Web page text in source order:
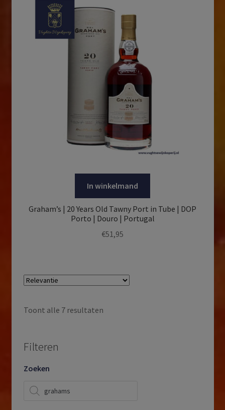
In winkelmand
Graham’s | 20 Years Old Tawny Port in Tube | DOP
Porto | Douro | Portugal
€51,95
Toont alle 7 resultaten
Filteren
Zoeken
zoeken